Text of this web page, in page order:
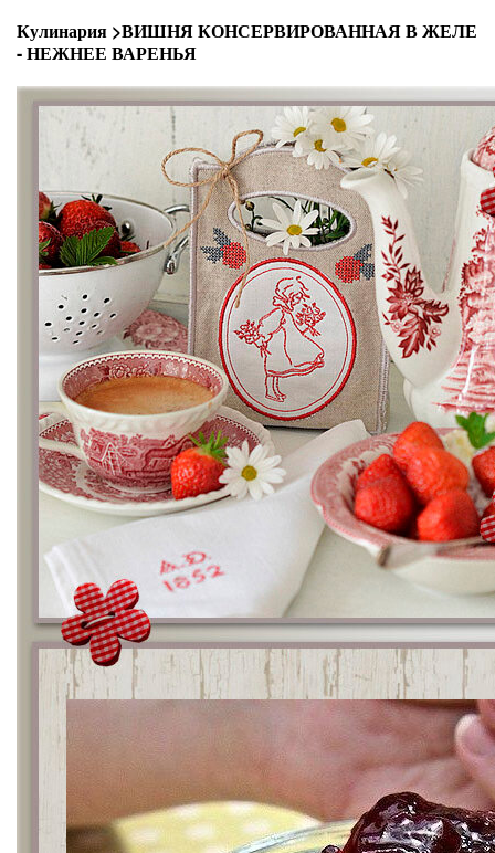
Кулинария >ВИШНЯ КОНСЕРВИРОВАННАЯ В ЖЕЛЕ
- НЕЖНЕЕ ВАРЕНЬЯ